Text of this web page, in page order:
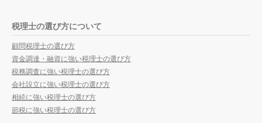
税理士の選び方について
顧問税理士の選び方
資金調達・融資に強い税理士の選び方
税務調査に強い税理士の選び方
会社設立に強い税理士の選び方
相続に強い税理士の選び方
節税に強い税理士の選び方